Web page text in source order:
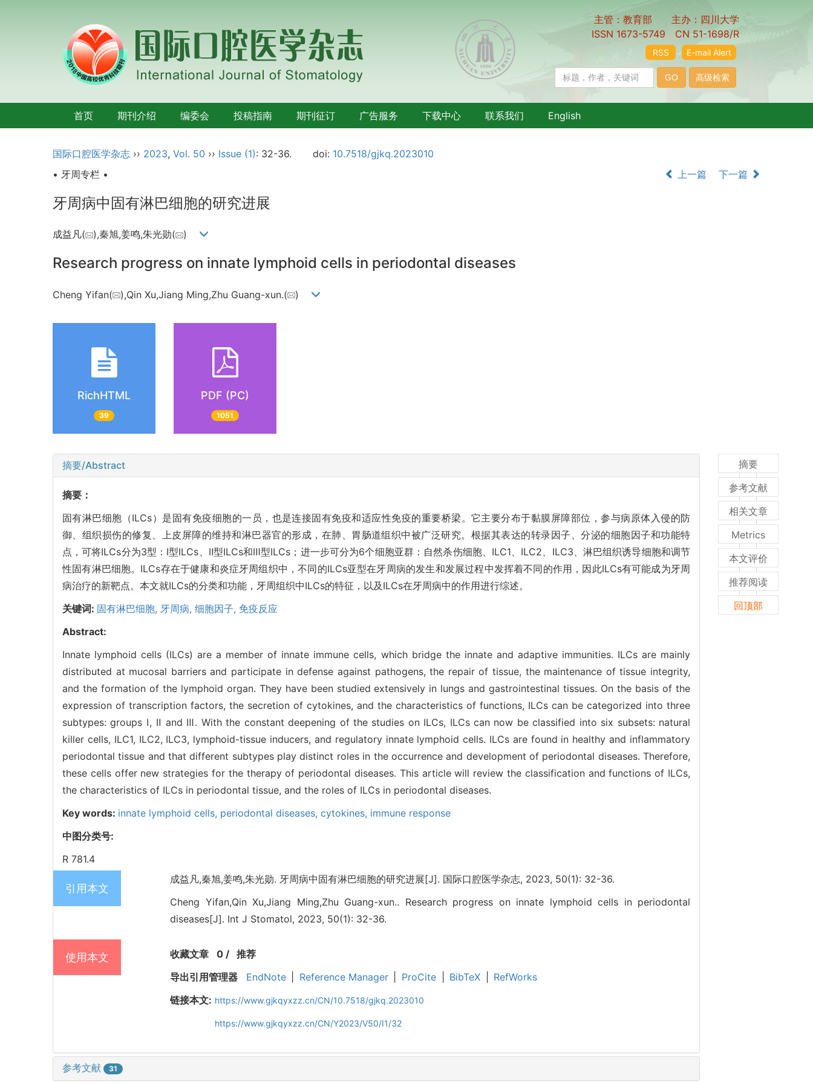
主管：教育部 主办：四川大学
ISSN 1673-5749 CN 51-1698/R
E-mail Alert
RSS
首页 期刊介绍 编委会 投稿指南 期刊征订 广告服务 下载中心 联系我们 English
国际口腔医学杂志 ›› 2023, Vol. 50 ›› Issue (1): 32-36. doi: 10.7518/gjkq.2023010
• 牙周专栏 •
上一篇 下一篇
牙周病中固有淋巴细胞的研究进展
成益凡( ),秦旭,姜鸣,朱光勋( )
Research progress on innate lymphoid cells in periodontal diseases
Cheng Yifan( ),Qin Xu,Jiang Ming,Zhu Guang-xun.( )
RichHTML
39
PDF (PC)
1051
摘要/Abstract
摘要：
固有淋巴细胞（ILCs）是固有免疫细胞的一员，也是连接固有免疫和适应性免疫的重要桥梁。它主要分布于黏膜屏障部位，参与病原体入侵的防
御、组织损伤的修复、上皮屏障的维持和淋巴器官的形成，在肺、胃肠道组织中被广泛研究。根据其表达的转录因子、分泌的细胞因子和功能特
点，可将ILCs分为3型：Ⅰ型ILCs、Ⅱ型ILCs和Ⅲ型ILCs；进一步可分为6个细胞亚群：自然杀伤细胞、ILC1、ILC2、ILC3、淋巴组织诱导细胞和调节
性固有淋巴细胞。ILCs存在于健康和炎症牙周组织中，不同的ILCs亚型在牙周病的发生和发展过程中发挥着不同的作用，因此ILCs有可能成为牙周
病治疗的新靶点。本文就ILCs的分类和功能，牙周组织中ILCs的特征，以及ILCs在牙周病中的作用进行综述。
关键词: 固有淋巴细胞, 牙周病, 细胞因子, 免疫反应
Abstract:
Innate lymphoid cells (ILCs) are a member of innate immune cells, which bridge the innate and adaptive immunities. ILCs are mainly
distributed at mucosal barriers and participate in defense against pathogens, the repair of tissue, the maintenance of tissue integrity,
and the formation of the lymphoid organ. They have been studied extensively in lungs and gastrointestinal tissues. On the basis of the
expression of transcription factors, the secretion of cytokines, and the characteristics of functions, ILCs can be categorized into three
subtypes: groups Ⅰ, Ⅱ and Ⅲ. With the constant deepening of the studies on ILCs, ILCs can now be classified into six subsets: natural
killer cells, ILC1, ILC2, ILC3, lymphoid-tissue inducers, and regulatory innate lymphoid cells. ILCs are found in healthy and inflammatory
periodontal tissue and that different subtypes play distinct roles in the occurrence and development of periodontal diseases. Therefore,
these cells offer new strategies for the therapy of periodontal diseases. This article will review the classification and functions of ILCs,
the characteristics of ILCs in periodontal tissue, and the roles of ILCs in periodontal diseases.
Key words: innate lymphoid cells, periodontal diseases, cytokines, immune response
中图分类号:
R 781.4
引用本文
成益凡,秦旭,姜鸣,朱光勋. 牙周病中固有淋巴细胞的研究进展[J]. 国际口腔医学杂志, 2023, 50(1): 32-36.
Cheng Yifan,Qin Xu,Jiang Ming,Zhu Guang-xun.. Research progress on innate lymphoid cells in periodontal
diseases[J]. Int J Stomatol, 2023, 50(1): 32-36.
使用本文 收藏文章 0/ 推荐
导出引用管理器
EndNote Reference Manager ProCite BibTeX
RefWorks
链接本文: https://www.gjkqyxzz.cn/CN/10.7518/gjkq.2023010
https://www.gjkqyxzz.cn/CN/Y2023/V50/I1/32
参考文献 31
摘要
参考文献
相关文章
Metrics
本文评价
推荐阅读
回顶部